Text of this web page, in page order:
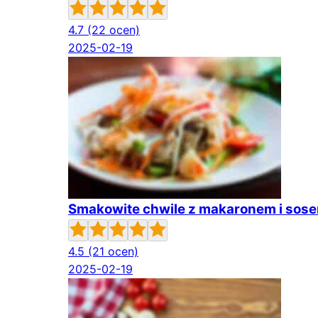
4.7 (22 ocen)
2025-02-19
Smakowite chwile z makaronem i
4.5 (21 ocen)
2025-02-19